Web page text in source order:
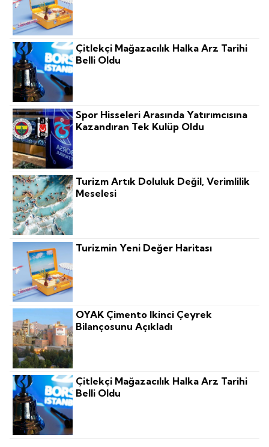
Çitlekçi Mağazacılık Halka Arz Tarihi
Belli Oldu
Spor Hisseleri Arasında Yatırımcısına
Kazandıran Tek Kulüp Oldu
Turizm Artık Doluluk Değil, Verimlilik
Meselesi
Turizmin Yeni Değer Haritası
OYAK Çimento Ikinci Çeyrek
Bilançosunu Açıkladı
Çitlekçi Mağazacılık Halka Arz Tarihi
Belli Oldu